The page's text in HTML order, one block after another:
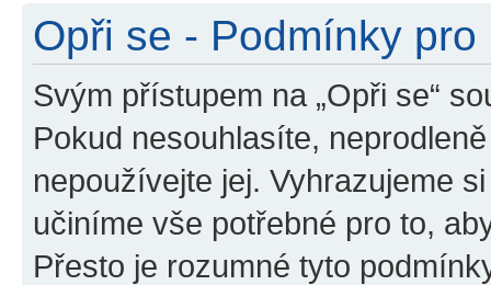
Opři se - Podmínky
Svým přístupem na „Opři se“
Pokud nesouhlasíte,
nepoužívejte jej. Vyhrazujeme
učiníme vše potřebné pro to,
Přesto je rozumné tyto